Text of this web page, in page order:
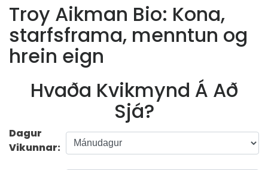
Troy Aikman Bio: Kona,
starfsframa, menntun og
hrein eign
Hvaða Kvikmynd Á Að
Sjá?
Dagur
Vikunnar: